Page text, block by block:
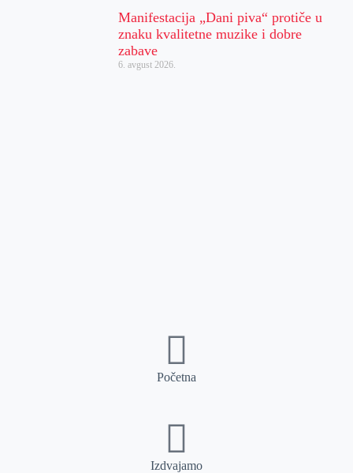
Manifestacija „Dani piva“ protiče u
znaku kvalitetne muzike i dobre
zabave
6. avgust 2026.
Početna
Izdvajamo